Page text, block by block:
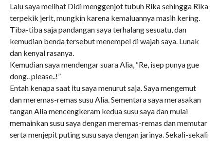
Lalu saya melihat Didi menggenjot tubuh Rika sehingga Rika
terpekik jerit, mungkin karena kemaluannya masih kering.
Tiba-tiba saja pandangan saya terhalang sesuatu, dan
kemudian benda tersebut menempel di wajah saya. Lunak
dan kenyal rasanya.
Kemudian saya mendengar suara Alia, “Re, isep punya gue
dong.. please..!”
Entah kenapa saat itu saya menurut saja. Saya mengemut
dan meremas-remas susu Alia. Sementara saya merasakan
tangan Alia mencengkeram kedua susu saya dan mulai
memainkan susu saya dengan meremas-remas dan memutar
serta menjepit puting susu saya dengan jarinya. Sekali-sekali